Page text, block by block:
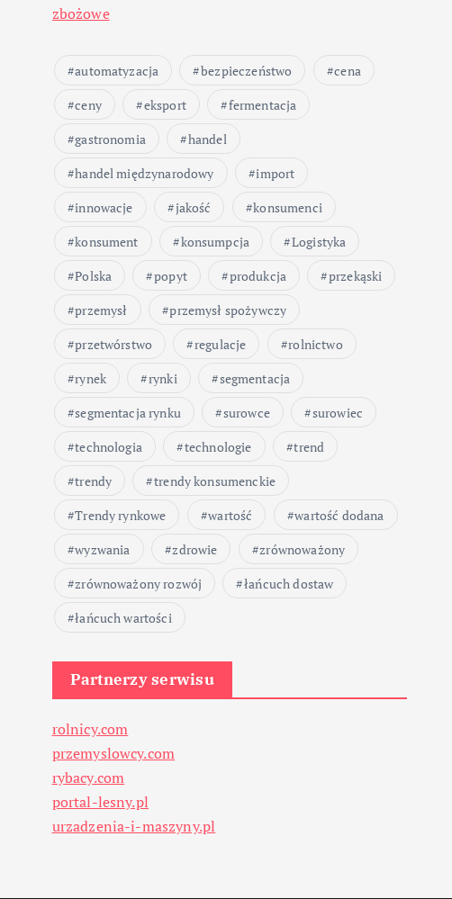
zbożowe
automatyzacja bezpieczeństwo
cena
ceny
eksport
fermentacja
gastronomia
handel
handel międzynarodowy
import
innowacje
jakość
konsumenci
konsument
konsumpcja
Logistyka
Polska
popyt produkcja
przekąski
przemysł
przemysł spożywczy
przetwórstwo
regulacje
rolnictwo
rynek
rynki
segmentacja
segmentacja rynku
surowce
surowiec
technologia
technologie
trend
trendy
trendy konsumenckie
Trendy rynkowe
wartość
wartość dodana
wyzwania
zdrowie
zrównoważony
zrównoważony rozwój
łańcuch dostaw
łańcuch wartości
Partnerzy serwisu
rolnicy.com
przemyslowcy.com
rybacy.com
portal-lesny.pl
urzadzenia-i-maszyny.pl